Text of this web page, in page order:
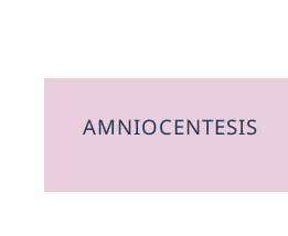
AMNIOCENTESIS